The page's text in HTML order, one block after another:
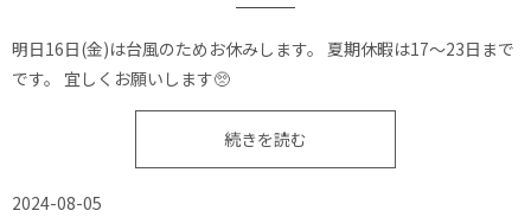
明日16日(金)は台風のためお休みします。 夏期休暇は17〜23日まで
です。 宜しくお願いします🥺
続きを読む
2024-08-05